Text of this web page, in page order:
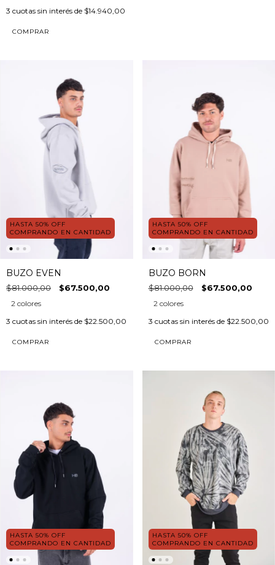
3 cuotas sin interés de $14.940,00
COMPRAR
HASTA 50% OFF
COMPRANDO EN CANTIDAD
BUZO EVEN
$81.000,00 $67.500,00
2 colores
3 cuotas sin interés de $22.500,00
COMPRAR
HASTA 50% OFF
COMPRANDO EN CANTIDAD
BUZO BORN
$81.000,00 $67.500,00
2 colores
3 cuotas sin interés de $22.500,00
COMPRAR
HASTA 50% OFF
COMPRANDO EN CANTIDAD
HASTA 50% OFF
COMPRANDO EN CANTIDAD